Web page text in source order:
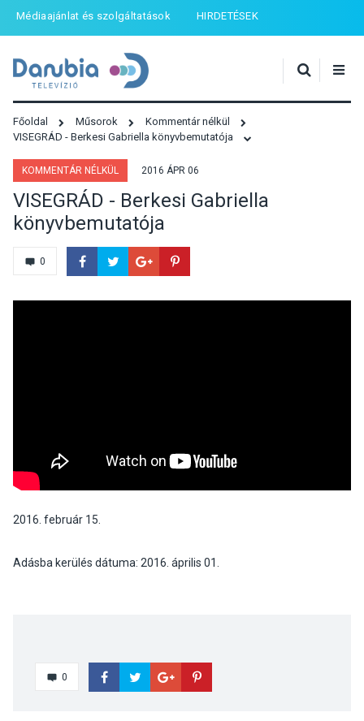
Médiaajánlat és szolgáltatások HIRDETÉSEK
Főoldal Műsorok
Kommentár nélkül
VISEGRÁD - Berkesi Gabriella könyvbemutatója
KOMMENTÁR NÉLKÜL 2016 ÁPR 06
VISEGRÁD - Berkesi Gabriella
könyvbemutatója
0
2016. február 15.
Adásba kerülés dátuma: 2016. április 01.
0